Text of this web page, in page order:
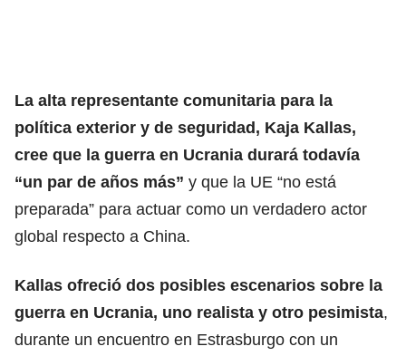
La alta representante comunitaria para la
política exterior y de seguridad, Kaja Kallas,
cree que la guerra en Ucrania durará todavía
“un par de años más” y que la UE “no está
preparada” para actuar como un verdadero actor
global respecto a China.
Kallas ofreció dos posibles escenarios sobre la
guerra en Ucrania, uno realista y otro pesimista,
durante un encuentro en Estrasburgo con un